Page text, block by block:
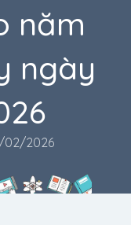
năm
ngày
02/2026